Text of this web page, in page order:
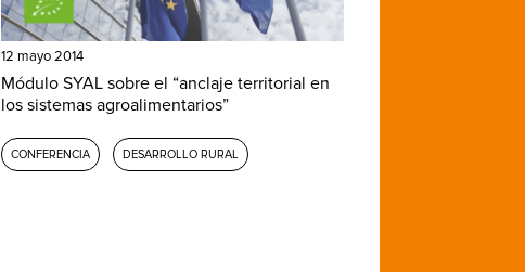
12 mayo 2014
Módulo SYAL sobre el “anclaje territorial en
los sistemas agroalimentarios”
CONFERENCIA DESARROLLO RURAL